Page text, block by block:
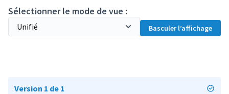
Sélectionner le mode de vue :
Basculer l’affichage
Version 1 de 1